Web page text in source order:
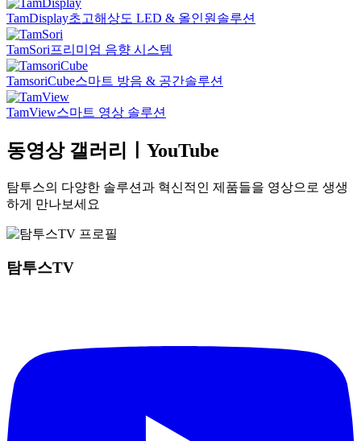
TamDisplay초고해상도 LED & 올인원솔루션
TamSori프리미엄 음향 시스템
TamsoriCube스마트 방음 & 공간솔루션
TamView스마트 영상 솔루션
동영상 갤러리ㅣYouTube
탐투스의 다양한 솔루션과 혁신적인 제품들을 영상으로 생생
하게 만나보세요
탐투스TV